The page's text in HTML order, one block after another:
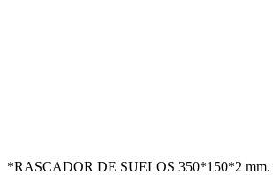
*RASCADOR DE SUELOS 350*150*2